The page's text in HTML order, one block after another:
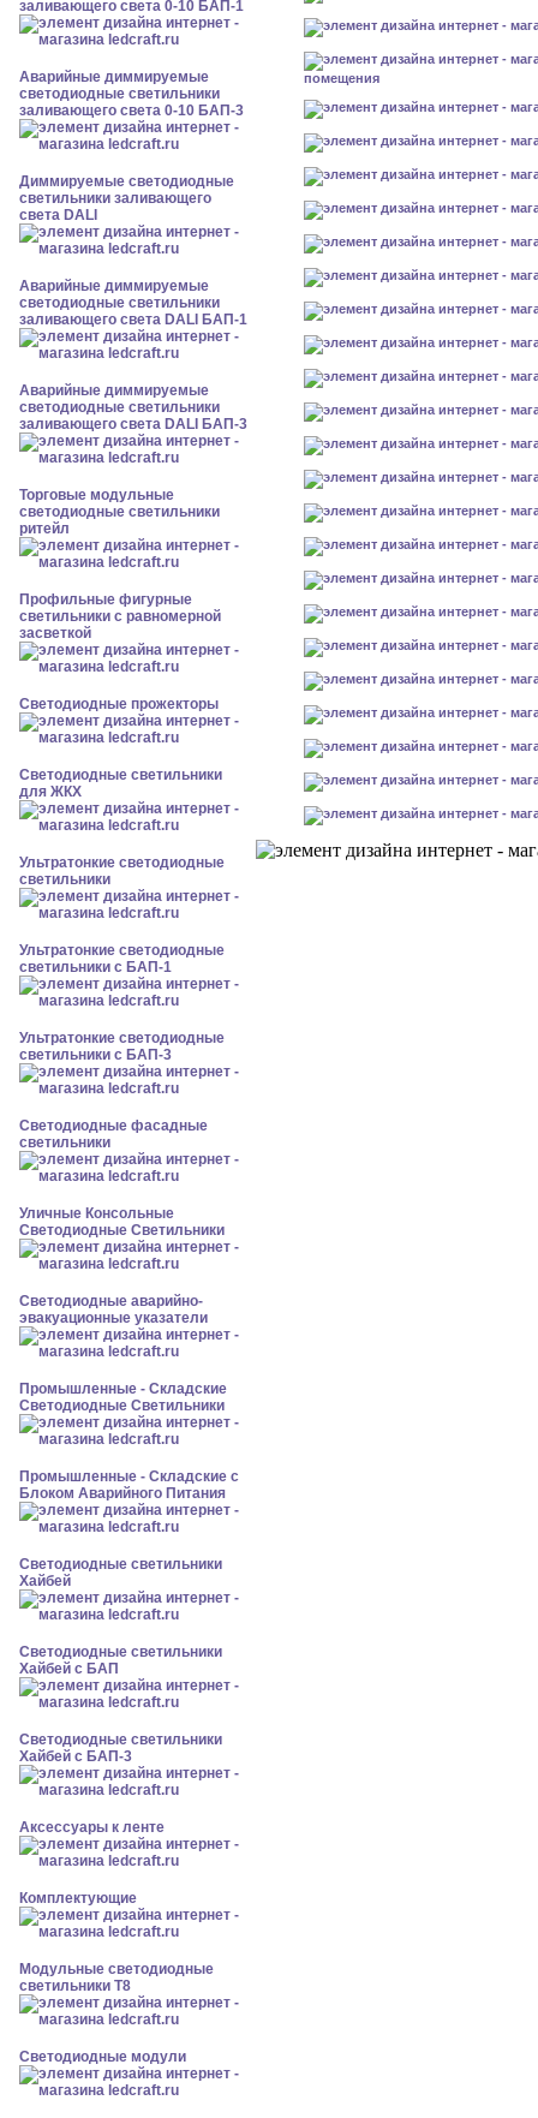
заливающего света 0-10 БАП-1
Аварийные диммируемые
светодиодные светильники
заливающего света 0-10 БАП-3
Диммируемые светодиодные
светильники заливающего
света DALI
Аварийные диммируемые
светодиодные светильники
заливающего света DALI БАП-1
Аварийные диммируемые
светодиодные светильники
заливающего света DALI БАП-3
Торговые модульные
светодиодные светильники
ритейл
Профильные фигурные
светильники с равномерной
засветкой
Светодиодные прожекторы
Светодиодные светильники
для ЖКХ
Ультратонкие светодиодные
светильники
Ультратонкие светодиодные
светильники с БАП-1
Ультратонкие светодиодные
светильники с БАП-3
Светодиодные фасадные
светильники
Уличные Консольные
Светодиодные Светильники
Светодиодные аварийно-
эвакуационные указатели
Промышленные - Складские
Светодиодные Светильники
Промышленные - Складские с
Блоком Аварийного Питания
Светодиодные светильники
Хайбей
Светодиодные светильники
Хайбей с БАП
Светодиодные светильники
Хайбей с БАП-3
Аксессуары к ленте
Комплектующие
Модульные светодиодные
светильники Т8
Светодиодные модули
помещения